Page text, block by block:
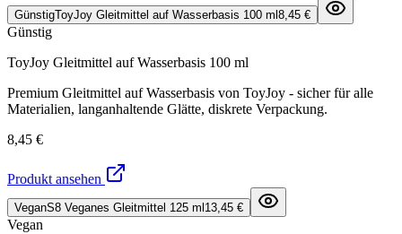
GünstigToyJoy Gleitmittel auf Wasserbasis 100 ml 8,45 €
Günstig
ToyJoy Gleitmittel auf Wasserbasis 100 ml
Premium Gleitmittel auf Wasserbasis von ToyJoy - sicher für alle
Materialien, langanhaltende Glätte, diskrete Verpackung.
8,45 €
Produkt ansehen
VeganS8 Veganes Gleitmittel 125 ml 13,45 €
Vegan